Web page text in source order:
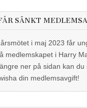
SÄNKT
i maj 2023 får
medlemskapet i Harry
ner på sidan kan du
din medlemsavgift!